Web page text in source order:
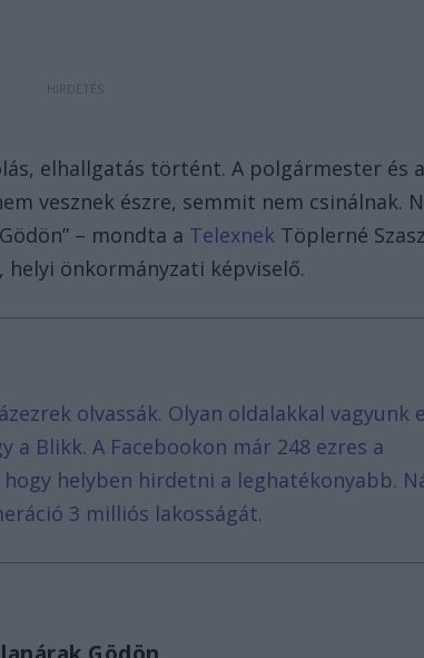
elhallgatás történt. A polgármester és
vesznek észre, semmit nem csinálnak.
– mondta a Telexnek Töplerné
helyi önkormányzati képviselő.
olvassák. Olyan oldalakkal vagyunk
a Blikk. A Facebookon már 248 ezres a
helyben hirdetni a leghatékonyabb.
3 milliós lakosságát.